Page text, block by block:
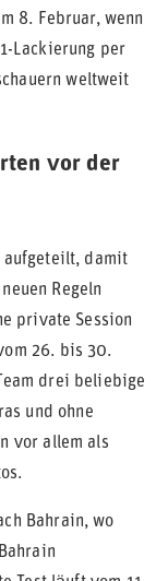
8. Februar, wenn
Lackierung per
weltweit
vor der
aufgeteilt, damit
Regeln
private Session
26. bis 30.
drei beliebige
und ohne
vor allem als
Bahrain, wo